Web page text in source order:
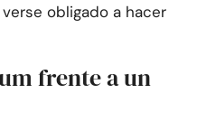
obligado a hacer
frente a un